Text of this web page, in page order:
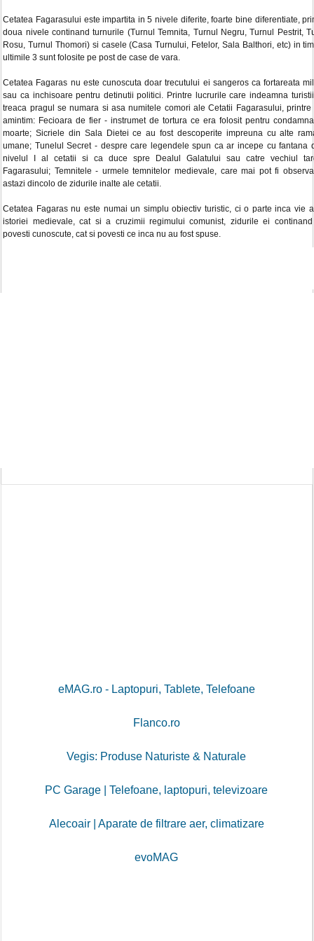
Cetatea Fagarasului este impartita in 5 nivele diferite, foarte bine diferentiate,
doua nivele continand turnurile (Turnul Temnita, Turnul Negru, Turnul Pestrit,
Rosu, Turnul Thomori) si casele (Casa Turnului, Fetelor, Sala Balthori, etc) in
ultimile 3 sunt folosite pe post de case de vara.
Cetatea Fagaras nu este cunoscuta doar trecutului ei sangeros ca fortareata
sau ca inchisoare pentru detinutii politici. Printre lucrurile care indeamna
treaca pragul se numara si asa numitele comori ale Cetatii Fagarasului, printre
amintim: Fecioara de fier - instrumet de tortura ce era folosit pentru
moarte; Sicriele din Sala Dietei ce au fost descoperite impreuna cu alte
umane; Tunelul Secret - despre care legendele spun ca ar incepe cu fantana
nivelul I al cetatii si ca duce spre Dealul Galatului sau catre vechiul
Fagarasului; Temnitele - urmele temnitelor medievale, care mai pot fi
astazi dincolo de zidurile inalte ale cetatii.
Cetatea Fagaras nu este numai un simplu obiectiv turistic, ci o parte inca vie
istoriei medievale, cat si a cruzimii regimului comunist, zidurile ei
povesti cunoscute, cat si povesti ce inca nu au fost spuse.
eMAG.ro - Laptopuri, Tablete, Telefoane
Flanco.ro
Vegis: Produse Naturiste & Naturale
PC Garage | Telefoane, laptopuri, televizoare
Alecoair | Aparate de filtrare aer, climatizare
evoMAG